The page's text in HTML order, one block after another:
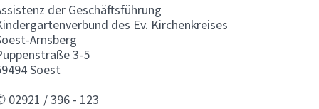
der Geschäftsführung
des Ev. Kirchenkreises
Arnsberg
3-5
Soest
02921 / 396 - 123